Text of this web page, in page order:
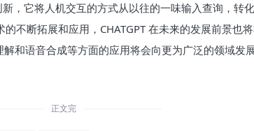
，它将人机交互的方式从以往的一味输入查询，转
不断拓展和应用，CHATGPT 在未来的发展前景也将
解和语音合成等方面的应用将会向更为广泛的领域发
正文完